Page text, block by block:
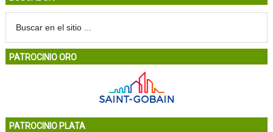
PATROCINIO ORO
PATROCINIO PLATA